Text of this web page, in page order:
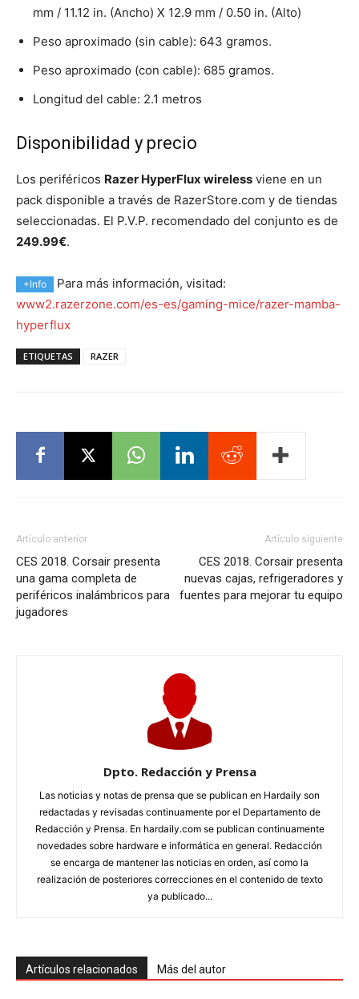
mm / 11.12 in. (Ancho) X 12.9 mm / 0.50 in. (Alto)
Peso aproximado (sin cable): 643 gramos.
Peso aproximado (con cable): 685 gramos.
Longitud del cable: 2.1 metros
Disponibilidad y precio
Los periféricos Razer HyperFlux wireless viene en un
pack disponible a través de RazerStore.com y de tiendas
seleccionadas. El P.V.P. recomendado del conjunto es de
249.99€.
+Info
Para más información, visitad:
www2.razerzone.com/es-es/gaming-mice/razer-mamba-
hyperflux
ETIQUETAS RAZER
Artículo anterior
CES 2018. Corsair presenta
una gama completa de
periféricos inalámbricos para
jugadores
Artículo siguiente
CES 2018. Corsair presenta
nuevas cajas, refrigeradores y
fuentes para mejorar tu equipo
Dpto. Redacción y Prensa
Las noticias y notas de prensa que se publican en Hardaily son
redactadas y revisadas continuamente por el Departamento de
Redacción y Prensa. En hardaily.com se publican continuamente
novedades sobre hardware e informática en general. Redacción
se encarga de mantener las noticias en orden, así como la
realización de posteriores correcciones en el contenido de texto
ya publicado...
Artículos relacionados Más del autor